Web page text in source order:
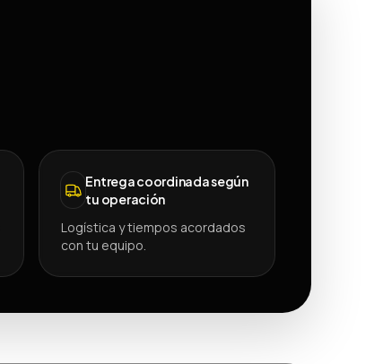
Entrega coordinada según
tu operación
Logística y tiempos acordados
con tu equipo.